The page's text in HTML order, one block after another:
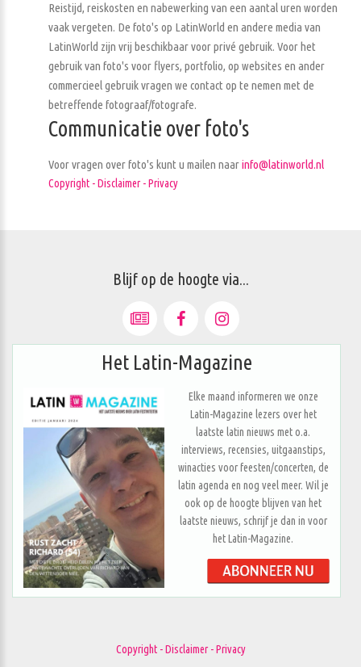
Reistijd, reiskosten en nabewerking van een aantal uren worden
vaak vergeten. De foto's op LatinWorld en andere media van
LatinWorld zijn vrij beschikbaar voor privé gebruik. Voor het
gebruik van foto's voor flyers, portfolio, op websites en ander
commercieel gebruik vragen we contact op te nemen met de
betreffende fotograaf/fotografe.
Communicatie over foto's
Voor vragen over foto's kunt u mailen naarinfo@latinworld.nl
Copyright - Disclaimer - Privacy
Blijf op de hoogte via...
Het Latin-Magazine
Elke maand informeren we onze
Latin-Magazine lezers over het
laatste latin nieuws met o.a.
interviews, recensies, uitgaanstips,
winacties voor feesten/concerten, de
latin agenda en nog veel meer. Wil je
ook op de hoogte blijven van het
laatste nieuws, schrijf je dan in voor
het Latin-Magazine.
Copyright - Disclaimer - Privacy